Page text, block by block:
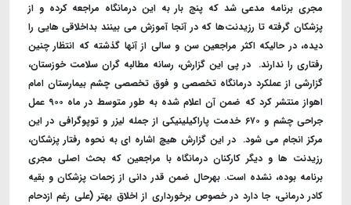
مجری برنامه مدعی شد که پنج بار به این درمانگاه مراجعه کرده و از
پزشکان گرفته تا رزیدنت‌ها که در آنجا آموزش می بینند بداخلاقی هایی را
دیده، در حالیکه اکثر مراجعین سن و سالی از آنها گذشته که انتظار چنین
رفتاری را ندارند. ‌ در پی این گزارش، رسانه مطالبه گران سلامت خوزستان،
گزارشی از عملکرد درمانگاه تخصصی و فوق تخصصی چشم بیمارستان امام
اهواز منتشر کرد که ضمن آن اعلام شده به طور متوسط در ماه ۹۰۰ عمل
جراحی چشم و ۶۷۰ خدمت پاراکیلینیکی از جمله لیزر و توپوگرافی در این
مرکز انجام می شود. ‌ در این گزارش هیچ اشاره ای به نحوه رفتار پزشکان،
رزیدنت ها و دیگر کارکنان درمانگاه با مراجعین که بحث اصلی مجری
برنامه بوده، نشده است. ‌بهرحال ضمن قدر دانی از زحمات پزشکان و بقیه
کادر درمانی، جا دارد در خصوص برخورداری از اخلاق بهتر (علی رغم ازدحام